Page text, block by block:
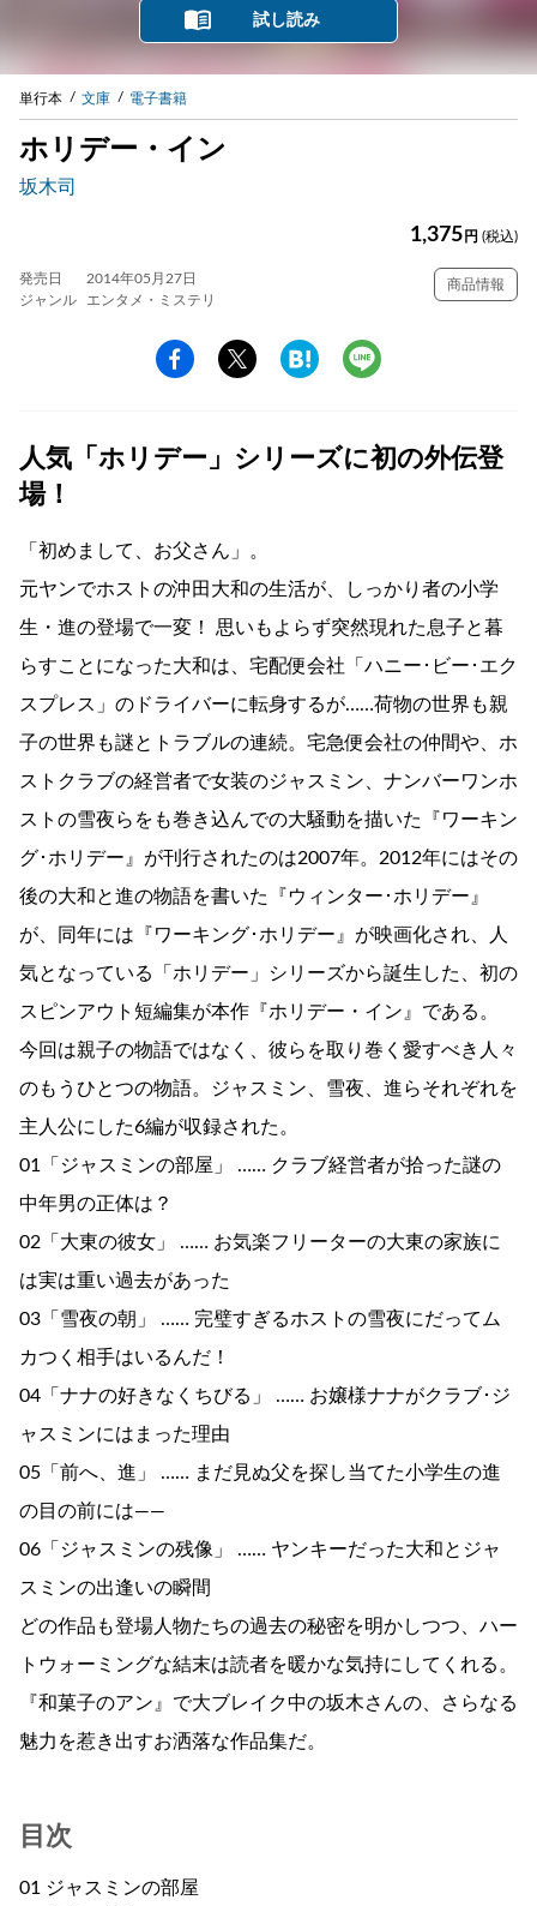
試し読み
単行本 文庫 電子書籍
ホリデー・イン
坂木司
1,375 円 (税込)
発売日
2014年05月27日
ジャンル
エンタメ・ミステリ
商品情報
人気「ホリデー」シリーズに初の外伝登
場！
「初めまして、お父さん」。
元ヤンでホストの沖田大和の生活が、しっかり者の小学
生・進の登場で一変！ 思いもよらず突然現れた息子と暮
らすことになった大和は、宅配便会社「ハニー･ビー･エク
スプレス」のドライバーに転身するが……荷物の世界も親
子の世界も謎とトラブルの連続。宅急便会社の仲間や、ホ
ストクラブの経営者で女装のジャスミン、ナンバーワンホ
ストの雪夜らをも巻き込んでの大騒動を描いた『ワーキン
グ･ホリデー』が刊行されたのは2007年。2012年にはその
後の大和と進の物語を書いた『ウィンター･ホリデー』
が、同年には『ワーキング･ホリデー』が映画化され、人
気となっている「ホリデー」シリーズから誕生した、初の
スピンアウト短編集が本作『ホリデー・イン』である。
今回は親子の物語ではなく、彼らを取り巻く愛すべき人々
のもうひとつの物語。ジャスミン、雪夜、進らそれぞれを
主人公にした6編が収録された。
01「ジャスミンの部屋」 …… クラブ経営者が拾った謎の
中年男の正体は？
02「大東の彼女」 …… お気楽フリーターの大東の家族に
は実は重い過去があった
03「雪夜の朝」 …… 完璧すぎるホストの雪夜にだってム
カつく相手はいるんだ！
04「ナナの好きなくちびる」 …… お嬢様ナナがクラブ･ジ
ャスミンにはまった理由
05「前へ、進」 …… まだ見ぬ父を探し当てた小学生の進
の目の前には――
06「ジャスミンの残像」 …… ヤンキーだった大和とジャ
スミンの出逢いの瞬間
どの作品も登場人物たちの過去の秘密を明かしつつ、ハー
トウォーミングな結末は読者を暖かな気持にしてくれる。
『和菓子のアン』で大ブレイク中の坂木さんの、さらなる
魅力を惹き出すお洒落な作品集だ。
目次
01 ジャスミンの部屋